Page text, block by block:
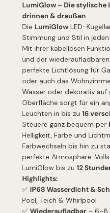
LumiGlow – Die stylische
drinnen & draußen
Die LumiGlowLED-
Stimmung und Stil in
Mit ihrer kabellosen
und der
perfekte Lichtlösung für
oder auch das
Wasser oder dekorativ
Oberfläche sorgt für ein
Leuchten in bis zu 16
Steuere ganz bequem per
Helligkeit, Farbe und
Farbwechseln bis hin zu
perfekte Atmosphäre.
LumiGlow bis zu 12
Highlights:
✅ IP68 Wasserdicht &
Pool, Teich & Whirlpool
✅ Wiederaufladbar– 6–8